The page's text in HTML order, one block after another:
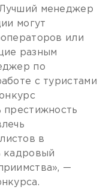
менеджер
могут
или
разным
по
с туристами
престижность
в
кадровый
—